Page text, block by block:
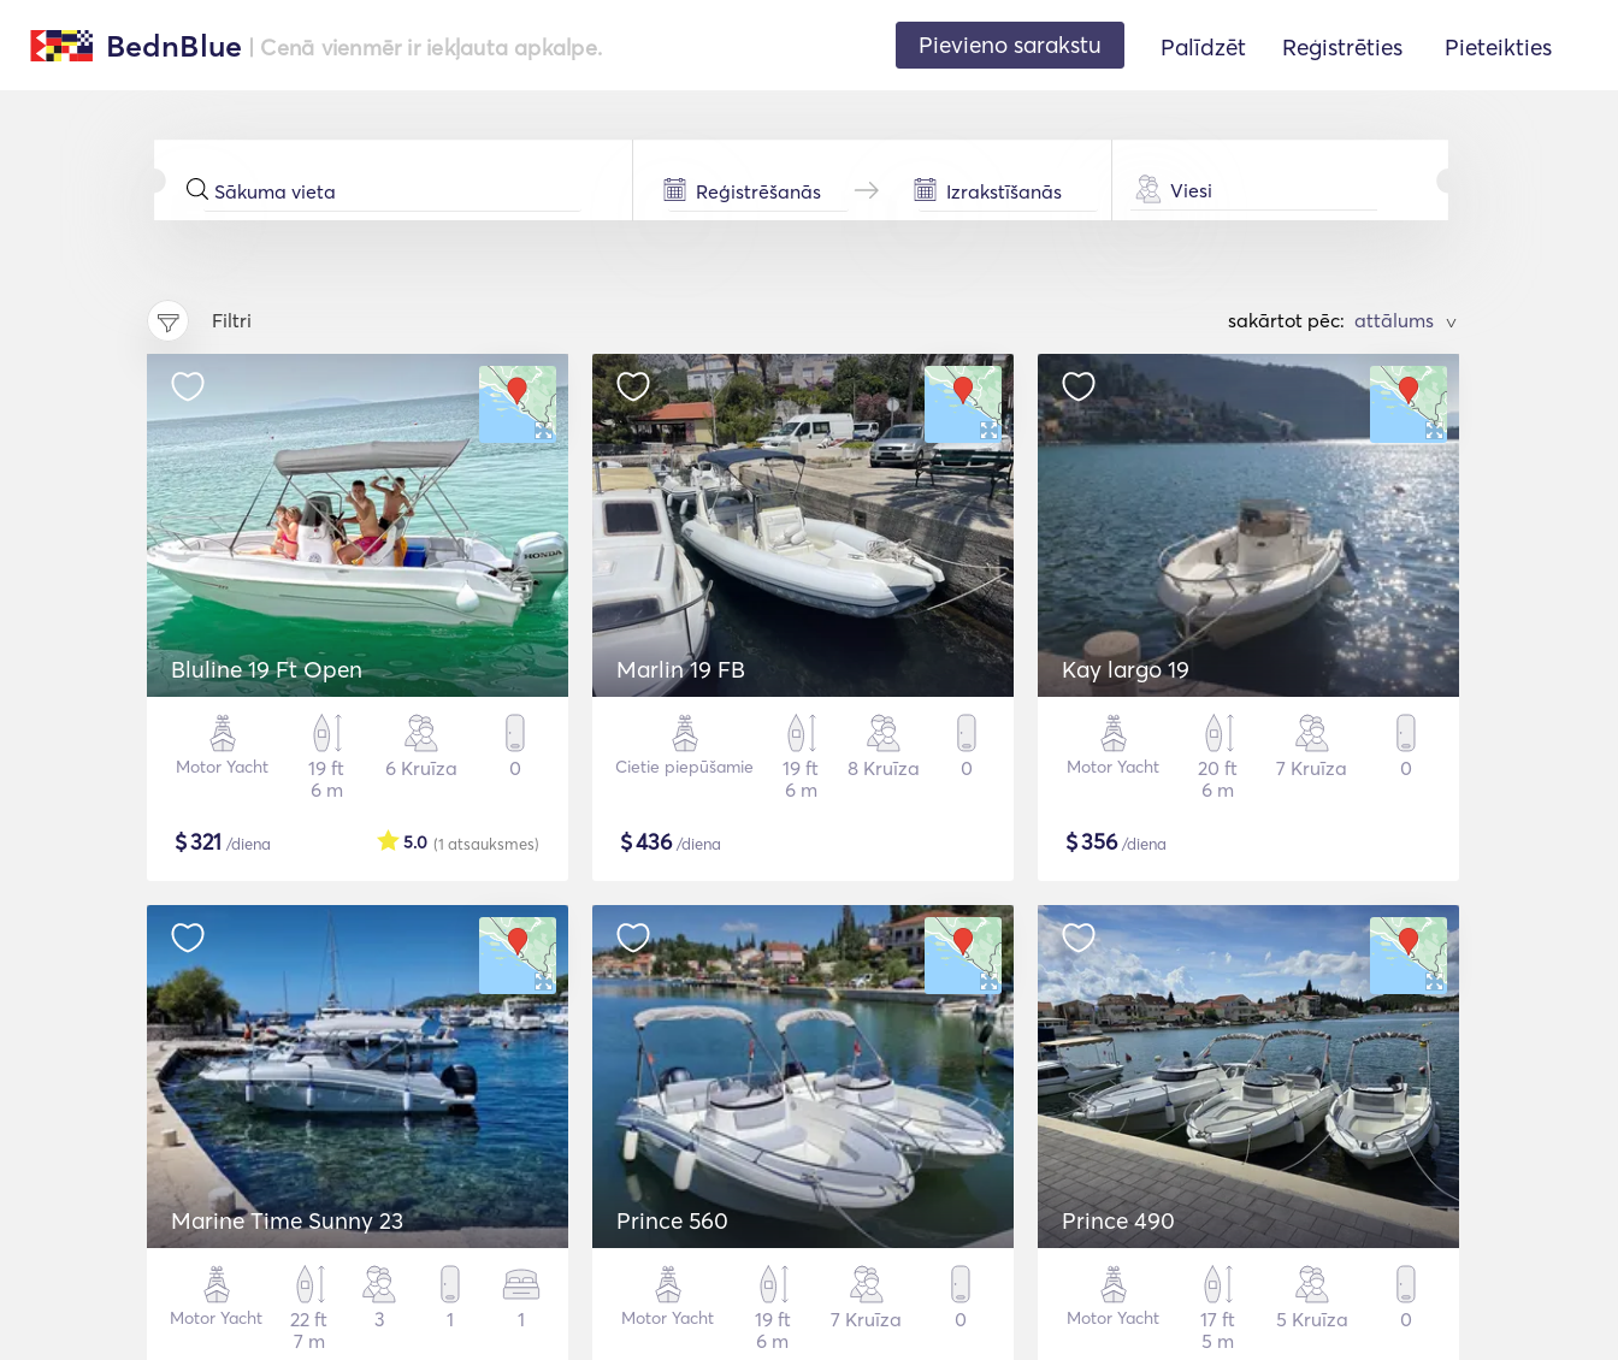
BednBlue | Cenā vienmēr ir iekļauta apkalpe. Pievieno sarakstu Palīdzēt Reģistrēties Pieteikties
Viesi
Filtri sakārtot pēc: >
Bluline 19 Ft Open
Motor Yacht
19 ft
6 m
6 Kruīza 0
$321 /diena (1 atsauksmes)
5.0
Marlin 19 FB
Cietie piepūšamie
19 ft
6 m
8 Kruīza 0
$436/diena
Kay largo 19
Motor Yacht
20 ft
6 m
7 Kruīza 0
$356/diena
Marine Time Sunny 23
Motor Yacht
22 ft
7 m
3 1 1
Prince 560
Motor Yacht
19 ft
6 m
7 Kruīza 0
Prince 490
Motor Yacht
17 ft
5 m
5 Kruīza 0